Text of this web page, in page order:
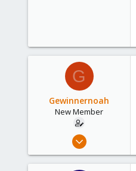
G
Gewinnernoah
New Member
Apr 7, 2021
0